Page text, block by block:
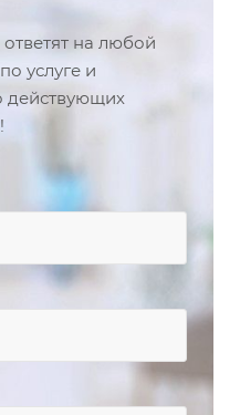
на любой
услуге и
действующих